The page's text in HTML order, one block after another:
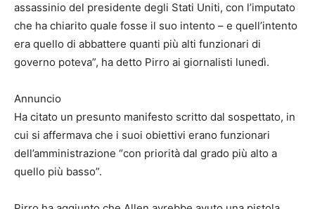
assassinio del presidente degli Stati Uniti, con l’imputato
che ha chiarito quale fosse il suo intento – e quell’intento
era quello di abbattere quanti più alti funzionari di
governo poteva”, ha detto Pirro ai giornalisti lunedì.
Annuncio
Ha citato un presunto manifesto scritto dal sospettato, in
cui si affermava che i suoi obiettivi erano funzionari
dell’amministrazione “con priorità dal grado più alto a
quello più basso”.